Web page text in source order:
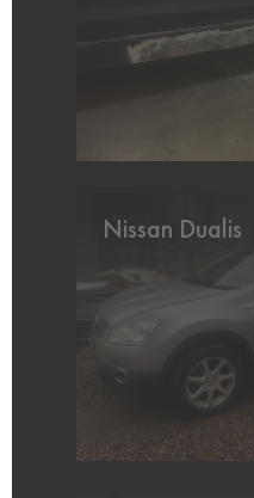
Nissan Dualis